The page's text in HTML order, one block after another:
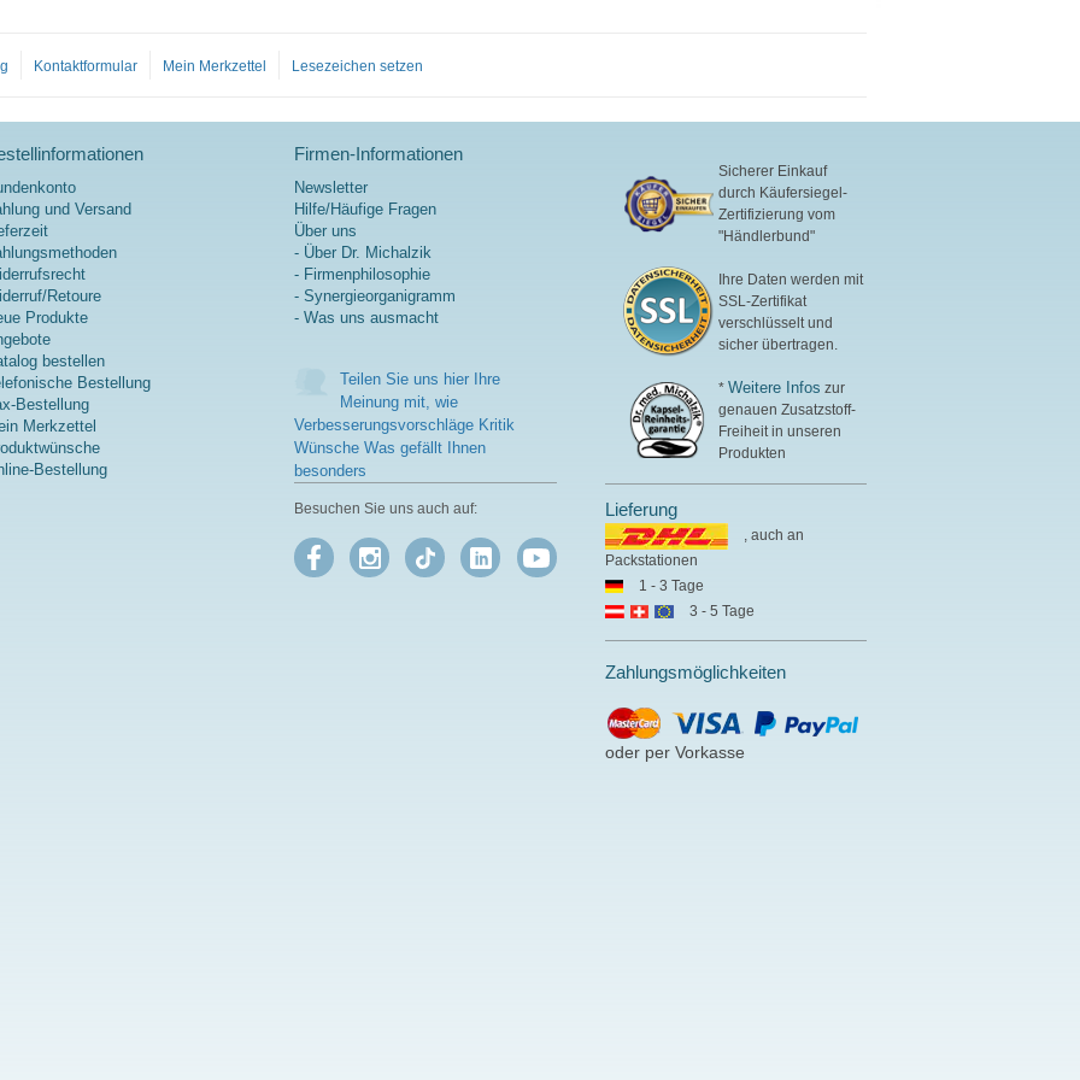
Qualitätsstandards
Biotikon® nach Dr. med.
Michalzik
fettlöslichen Vitamine A, D3
Pulver aus Okinawa/Japan
und Phosphatidylcholin.
mehr Informationen zu
Kontaktformular Mein Merkzettel Lesezeichen setzen
und Versand
Retoure
Produkte
bestellen
Bestellung
Bestellung
Merkzettel
Bestellung
Firmen-Informationen
Newsletter
Hilfe/Häufige Fragen
Über uns
- Über Dr. Michalzik
- Firmenphilosophie
- Synergieorganigramm
- Was uns ausmacht
Teilen Sie uns hier Ihre
Meinung mit, wie
Verbesserungsvorschläge Kritik
Wünsche Was gefällt Ihnen
besonders
Besuchen Sie uns auch auf:
Sicherer Einkauf
durch Käufersiegel-
Zertifizierung vom
"Händlerbund"
Ihre Daten werden mit
SSL-Zertifikat
verschlüsselt und
sicher übertragen.
*Weitere Infos zur
genauen Zusatzstoff-
Freiheit in unseren
Produkten
Lieferung
, auch an
Packstationen
1 - 3 Tage
3 - 5 Tage
Zahlungsmöglichkeiten
oder per Vorkasse